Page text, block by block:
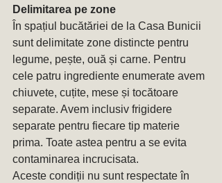
Delimitarea pe zone
În spațiul bucătăriei de la Casa Bunicii
sunt delimitate zone distincte pentru
legume, pește, ouă și carne. Pentru
cele patru ingrediente enumerate avem
chiuvete, cuțite, mese și tocătoare
separate. Avem inclusiv frigidere
separate pentru fiecare tip materie
prima. Toate astea pentru a se evita
contaminarea incrucisata.
Aceste condiții nu sunt respectate în